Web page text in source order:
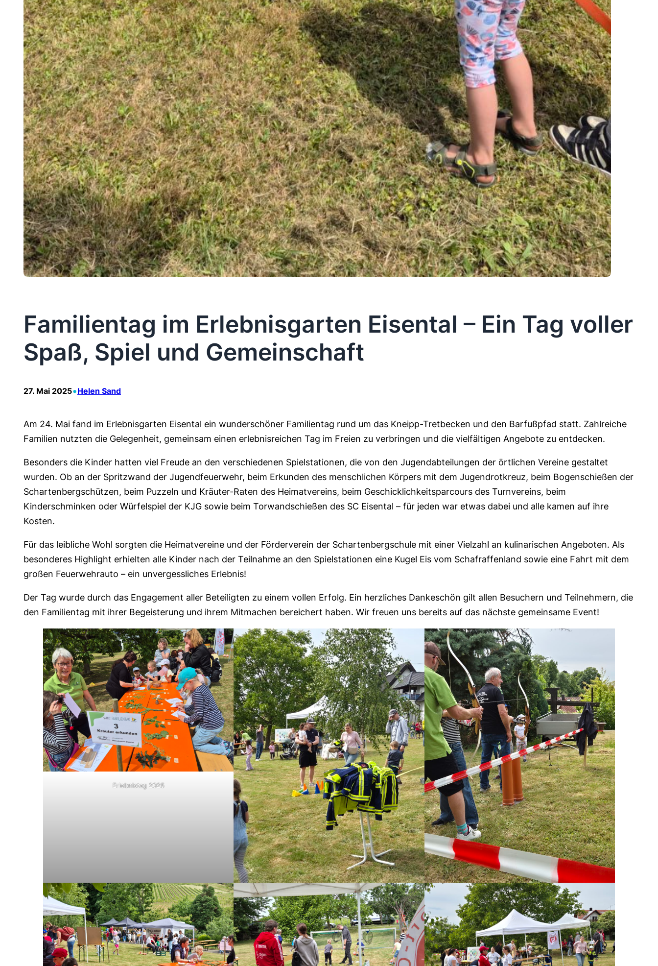
Familientag im Erlebnisgarten Eisental – Ein Tag voller
Spaß, Spiel und Gemeinschaft
27. Mai 2025•Helen Sand
Am 24. Mai fand im Erlebnisgarten Eisental ein wunderschöner Familientag rund um das Kneipp-Tretbecken und den Barfußpfad statt. Zahlreiche
Familien nutzten die Gelegenheit, gemeinsam einen erlebnisreichen Tag im Freien zu verbringen und die vielfältigen Angebote zu entdecken.
Besonders die Kinder hatten viel Freude an den verschiedenen Spielstationen, die von den Jugendabteilungen der örtlichen Vereine gestaltet
wurden. Ob an der Spritzwand der Jugendfeuerwehr, beim Erkunden des menschlichen Körpers mit dem Jugendrotkreuz, beim Bogenschießen der
Schartenbergschützen, beim Puzzeln und Kräuter-Raten des Heimatvereins, beim Geschicklichkeitsparcours des Turnvereins, beim
Kinderschminken oder Würfelspiel der KJG sowie beim Torwandschießen des SC Eisental – für jeden war etwas dabei und alle kamen auf ihre
Kosten.
Für das leibliche Wohl sorgten die Heimatvereine und der Förderverein der Schartenbergschule mit einer Vielzahl an kulinarischen Angeboten. Als
besonderes Highlight erhielten alle Kinder nach der Teilnahme an den Spielstationen eine Kugel Eis vom Schafraffenland sowie eine Fahrt mit dem
großen Feuerwehrauto – ein unvergessliches Erlebnis!
Der Tag wurde durch das Engagement aller Beteiligten zu einem vollen Erfolg. Ein herzliches Dankeschön gilt allen Besuchern und Teilnehmern, die
den Familientag mit ihrer Begeisterung und ihrem Mitmachen bereichert haben. Wir freuen uns bereits auf das nächste gemeinsame Event!
Erlebnistag 2025